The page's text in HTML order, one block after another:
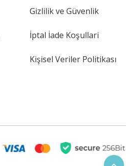
Gizlilik ve Güvenlik
İptal İade Koşullari
Kişisel Veriler Politikası